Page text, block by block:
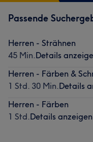
Passende
Herren - Strähnen
45 Min.Details
Herren - Färben &
1 Std. 30 Min.Details
Herren - Färben
1 Std.Details anzeigen